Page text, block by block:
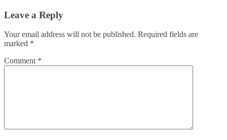
Leave a Reply
Your email address will not be published. Required fields are
marked *
Comment *